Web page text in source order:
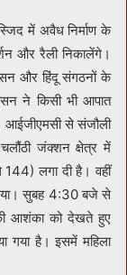
में अवैध निर्माण के
और रैली निकालेंगे।
और हिंदू संगठनों के
ने किसी भी आपात
आईजीएमसी से संजौली
जंक्शन क्षेत्र में
लगा दी है। वहीं
सुबह 4:30 बजे से
आशंका को देखते हुए
गया है। इसमें महिला